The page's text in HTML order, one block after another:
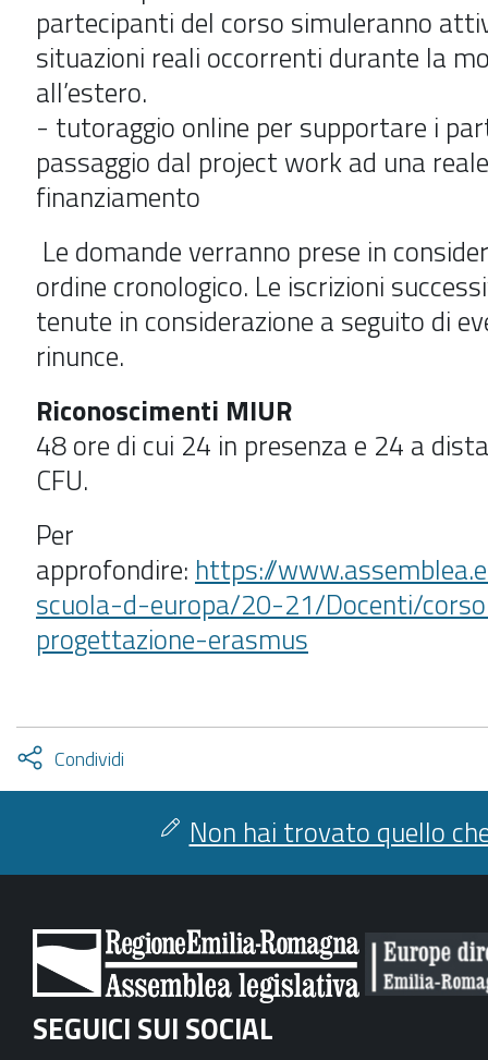
partecipanti del corso simuleranno
situazioni reali occorrenti durante la
all’estero.
- tutoraggio online per supportare i
passaggio dal project work ad una
finanziamento
Le domande verranno prese in
ordine cronologico. Le iscrizioni
tenute in considerazione a seguito di
rinunce.
Riconoscimenti MIUR
48 ore di cui 24 in presenza e 24 a
CFU.
Per
approfondire: https://
scuola-d-europa/20-21/Docenti/
progettazione-erasmus
Condividi
facebook
twitter
Attiva
condividi
Non hai trovato quello
SEGUICI SUI SOCIAL